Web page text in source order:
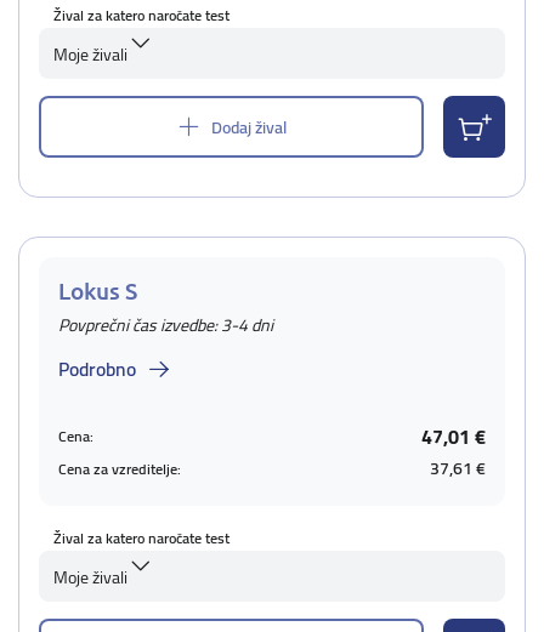
Žival za katero naročate test
Moje živali
Dodaj žival
Lokus S
Povprečni čas izvedbe: 3-4 dni
Podrobno
Cena: 47,01 €
Cena za vzreditelje: 37,61 €
Žival za katero naročate test
Moje živali